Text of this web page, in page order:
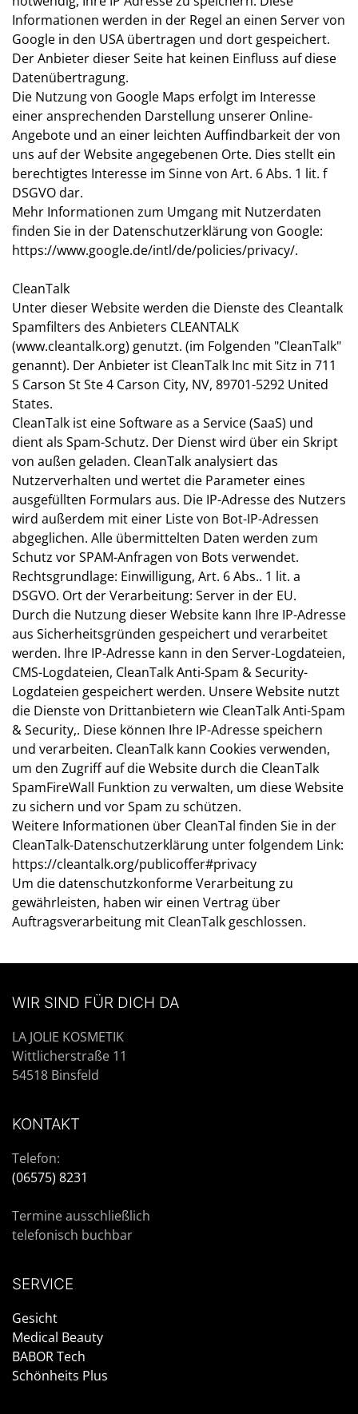
Informationen werden in der Regel an einen Server von
Google in den USA übertragen und dort gespeichert.
Der Anbieter dieser Seite hat keinen Einfluss auf diese
Datenübertragung.
Die Nutzung von Google Maps erfolgt im Interesse
einer ansprechenden Darstellung unserer Online-
Angebote und an einer leichten Auffindbarkeit der von
uns auf der Website angegebenen Orte. Dies stellt ein
berechtigtes Interesse im Sinne von Art. 6 Abs. 1 lit. f
DSGVO dar.
Mehr Informationen zum Umgang mit Nutzerdaten
finden Sie in der Datenschutzerklärung von Google:
https://www.google.de/intl/de/policies/privacy/.
CleanTalk
Unter dieser Website werden die Dienste des Cleantalk
Spamfilters des Anbieters CLEANTALK
(www.cleantalk.org) genutzt. (im Folgenden "CleanTalk"
genannt). Der Anbieter ist CleanTalk Inc mit Sitz in 711
S Carson St Ste 4 Carson City, NV, 89701-5292 United
States.
CleanTalk ist eine Software as a Service (SaaS) und
dient als Spam-Schutz. Der Dienst wird über ein Skript
von außen geladen. CleanTalk analysiert das
Nutzerverhalten und wertet die Parameter eines
ausgefüllten Formulars aus. Die IP-Adresse des Nutzers
wird außerdem mit einer Liste von Bot-IP-Adressen
abgeglichen. Alle übermittelten Daten werden zum
Schutz vor SPAM-Anfragen von Bots verwendet.
Rechtsgrundlage: Einwilligung, Art. 6 Abs.. 1 lit. a
DSGVO. Ort der Verarbeitung: Server in der EU.
Durch die Nutzung dieser Website kann Ihre IP-Adresse
aus Sicherheitsgründen gespeichert und verarbeitet
werden. Ihre IP-Adresse kann in den Server-Logdateien,
CMS-Logdateien, CleanTalk Anti-Spam & Security-
Logdateien gespeichert werden. Unsere Website nutzt
die Dienste von Drittanbietern wie CleanTalk Anti-Spam
& Security,. Diese können Ihre IP-Adresse speichern
und verarbeiten. CleanTalk kann Cookies verwenden,
um den Zugriff auf die Website durch die CleanTalk
SpamFireWall Funktion zu verwalten, um diese Website
zu sichern und vor Spam zu schützen.
Weitere Informationen über CleanTal finden Sie in der
CleanTalk-Datenschutzerklärung unter folgendem Link:
https://cleantalk.org/publicoffer#privacy
Um die datenschutzkonforme Verarbeitung zu
gewährleisten, haben wir einen Vertrag über
Auftragsverarbeitung mit CleanTalk geschlossen.
WIR SIND FÜR DICH DA
LA JOLIE KOSMETIK
Wittlicherstraße 11
54518 Binsfeld
KONTAKT
Telefon:
(06575) 8231
Termine ausschließlich
telefonisch buchbar
SERVICE
Gesicht
Medical Beauty
BABOR Tech
Schönheits Plus